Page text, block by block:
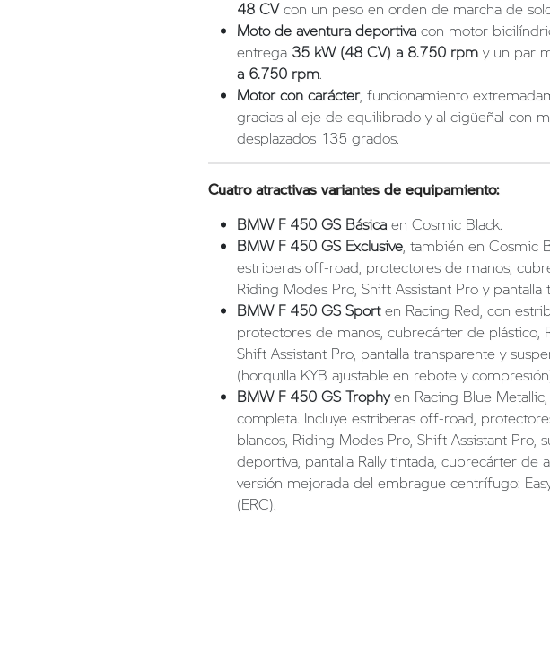
48 CVcon un peso en orden de marcha de
Moto de aventura deportivacon motor
entrega 35 kW (48 CV) a 8.750 rpmy un par
a 6.750 rpm.
Motor con carácter, funcionamiento
gracias al eje de equilibrado y al cigüeñal con
desplazados 135 grados.
Cuatro atractivas variantes de equipamiento:
BMW F 450 GS Básicaen Cosmic Black.
BMW F 450 GS Exclusive, también en Cosmic
estriberas off-road, protectores de manos,
Riding Modes Pro, Shift Assistant Pro y pantalla
BMW F 450 GS Sporten Racing Red, con
protectores de manos, cubrecárter de plástico,
Shift Assistant Pro, pantalla transparente y
(horquilla KYB ajustable en rebote y
BMW F 450 GS Trophyen Racing Blue
completa. Incluye estriberas off-road,
blancos, Riding Modes Pro, Shift Assistant Pro,
deportiva, pantalla Rally tintada, cubrecárter de
versión mejorada del embrague centrífugo:
(ERC).